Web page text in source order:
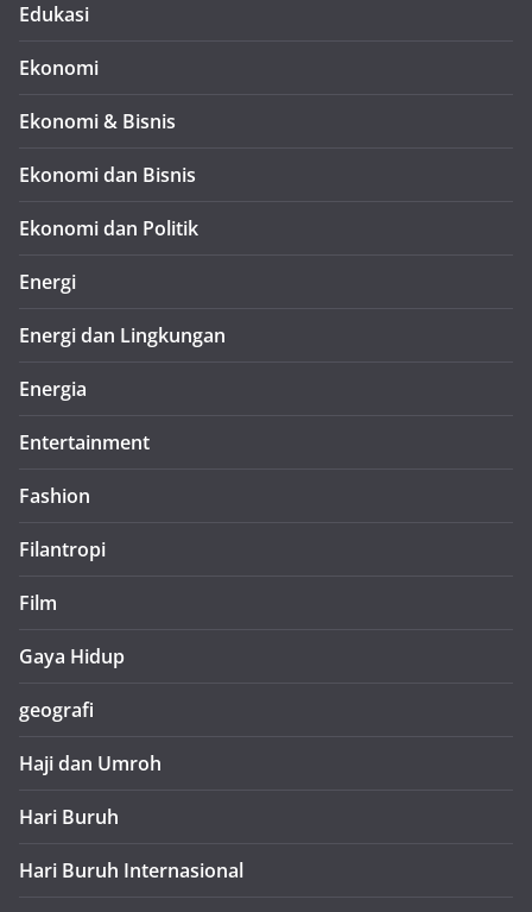
Edukasi
Ekonomi
Ekonomi & Bisnis
Ekonomi dan Bisnis
Ekonomi dan Politik
Energi
Energi dan Lingkungan
Energia
Entertainment
Fashion
Filantropi
Film
Gaya Hidup
geografi
Haji dan Umroh
Hari Buruh
Hari Buruh Internasional